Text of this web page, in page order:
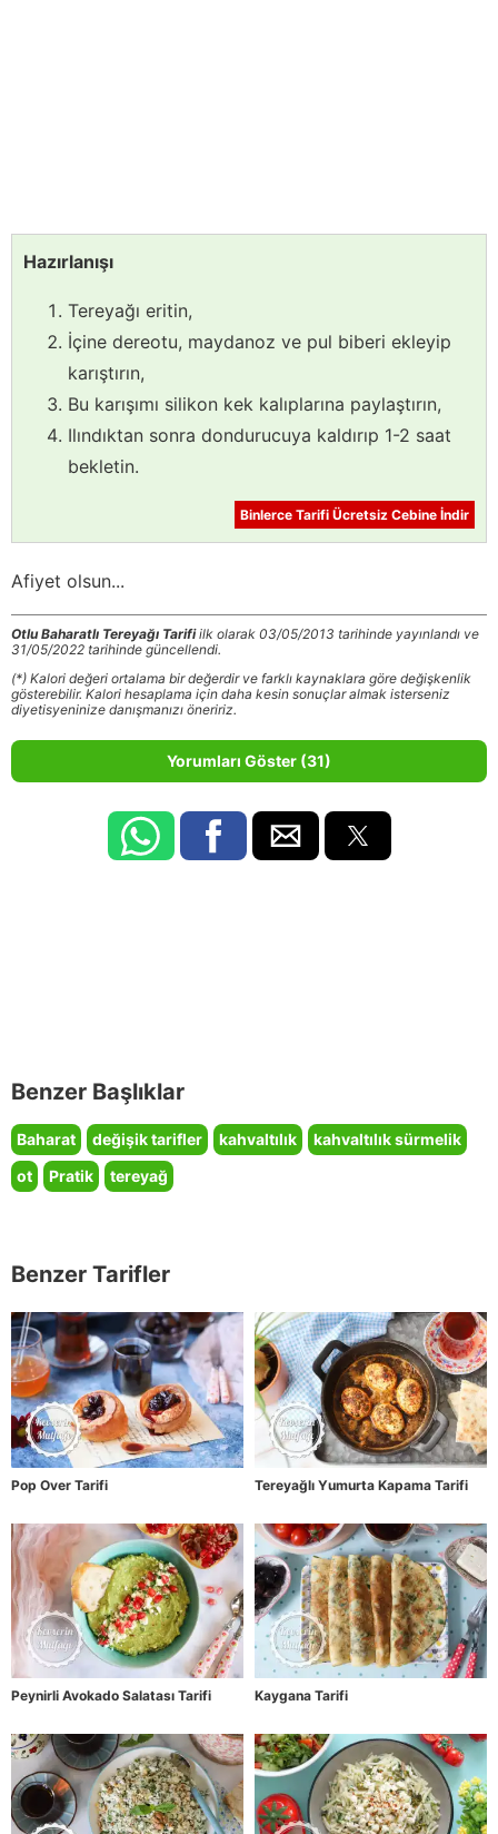
Hazırlanışı
Tereyağı eritin,
İçine dereotu, maydanoz ve pul biberi ekleyip
karıştırın,
Bu karışımı silikon kek kalıplarına paylaştırın,
Ilındıktan sonra dondurucuya kaldırıp 1-2 saat
bekletin.
Binlerce Tarifi Ücretsiz Cebine İndir
Afiyet olsun...
Otlu Baharatlı Tereyağı Tarifiilk olarak 03/05/2013 tarihinde yayınlandı ve
31/05/2022 tarihinde güncellendi.
(*) Kalori değeri ortalama bir değerdir ve farklı kaynaklara göre değişkenlik
gösterebilir. Kalori hesaplama için daha kesin sonuçlar almak isterseniz
diyetisyeninize danışmanızı öneririz.
Yorumları Göster (31)
Benzer Başlıklar
Baharat değişik tarifler kahvaltılık
kahvaltılık sürmelik
ot
Pratik tereyağ
Benzer Tarifler
Pop Over Tarifi Tereyağlı Yumurta Kapama Tarifi
Peynirli Avokado Salatası Tarifi Kaygana Tarifi